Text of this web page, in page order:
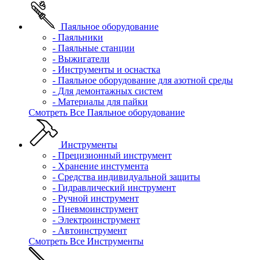
Паяльное оборудование
- Паяльники
- Паяльные станции
- Выжигатели
- Инструменты и оснастка
- Паяльное оборудование для азотной среды
- Для демонтажных систем
- Материалы для пайки
Смотреть Все Паяльное оборудование
Инструменты
- Прецизионный инструмент
- Хранение инстумента
- Средства индивидуальной защиты
- Гидравлический инструмент
- Ручной инструмент
- Пневмоинструмент
- Электроинструмент
- Автоинструмент
Смотреть Все Инструменты